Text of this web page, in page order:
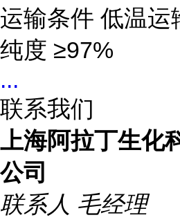
运输条件 低温运
纯度 ≥97%
...
联系我们
上海阿拉丁生化
公司
联系人 毛经理